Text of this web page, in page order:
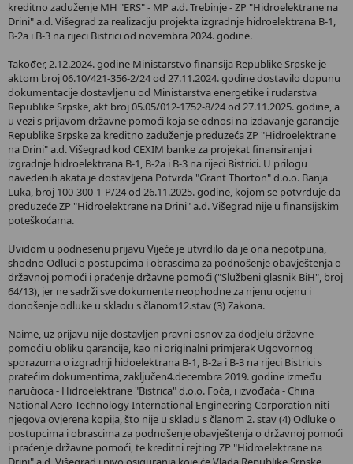
kreditno zaduženje MH "ERS" - MP a.d. Trebinje - ZP "Hidroelektrane na
Drini" a.d. Višegrad za realizaciju projekta izgradnje hidroelektrana B-1,
B-2a i B-3 na rijeci Bistrici od novembra 2024. godine.
Također, 2.12.2024. godine Ministarstvo finansija Republike Srpske je
aktom broj 06.10/421-356-2/24 od 27.11.2024. godine dostavilo dopunu
dokumentacije dostavljenu od Ministarstva energetike i rudarstva
Republike Srpske, akt broj 05.05/012-1752-8/24 od 27.11.2025. godine, a
u vezi s prijavom državne pomoći koja se odnosi na izdavanje garancije
Republike Srpske za kreditno zaduženje preduzeća ZP "Hidroelektrane
na Drini" a.d. Višegrad kod CEXIM banke za projekat finansiranja i
izgradnje hidroelektrana B-1, B-2a i B-3 na rijeci Bistrici. U prilogu
navedenih akata je dostavljena Potvrda "Grant Thorton" d.o.o. Banja
Luka, broj 100-300-1-P/24 od 26.11.2025. godine, kojom se potvrđuje da
preduzeće ZP "Hidroelektrane na Drini" a.d. Višegrad nije u finansijskim
poteškoćama.
Uvidom u podnesenu prijavu Vijeće je utvrdilo da je ona nepotpuna,
shodno Odluci o postupcima i obrascima za podnošenje obavještenja o
državnoj pomoći i praćenje državne pomoći ("Službeni glasnik BiH", broj
64/13), jer ne sadrži sve dokumente neophodne za njenu ocjenu i
donošenje odluke u skladu s članom12.stav (3) Zakona.
Naime, uz prijavu nije dostavljen pravni osnov za dodjelu državne
pomoći u obliku garancije, kao ni originalni primjerak Ugovornog
sporazuma o izgradnji hidoelektrana B-1, B-2a i B-3 na rijeci Bistrici s
pratećim dokumentima, zaključen4.decembra 2019. godine između
naručioca - Hidroelektrane "Bistrica" d.o.o. Foča, i izvođača - China
National Aero-Technology International Engineering Corporation niti
njegova ovjerena kopija, što nije u skladu s članom 2. stav (4) Odluke o
postupcima i obrascima za podnošenje obavještenja o državnoj pomoći
i praćenje državne pomoći, te kreditni rejting ZP "Hidroelektrane na